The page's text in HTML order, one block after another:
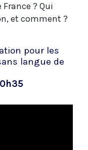
? Qui
et comment ?
pour les
langue de